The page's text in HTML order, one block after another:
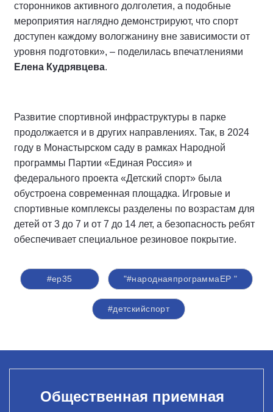
сторонников активного долголетия, а подобные
мероприятия наглядно демонстрируют, что спорт
доступен каждому вологжанину вне зависимости от
уровня подготовки», – поделилась впечатлениями
Елена Кудрявцева.
Развитие спортивной инфраструктуры в парке
продолжается и в других направлениях. Так, в 2024
году в Монастырском саду в рамках Народной
программы Партии «Единая Россия» и
федерального проекта «Детский спорт» была
обустроена современная площадка. Игровые и
спортивные комплексы разделены по возрастам для
детей от 3 до 7 и от 7 до 14 лет, а безопасность ребят
обеспечивает специальное резиновое покрытие.
#ер35 "#народнаяпрограммаЕР "
#детскийспорт
Общественная приемная